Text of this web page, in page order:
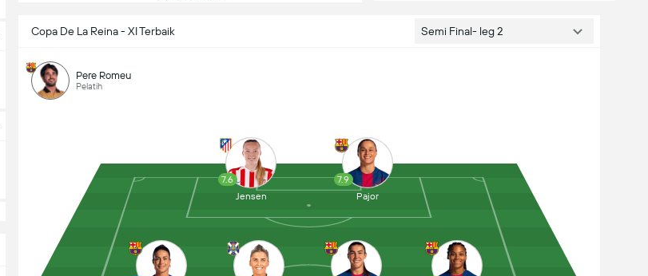
Copa De La Reina - XI Terbaik Semi Final- leg 2
Pere Romeu
Pelatih
7.6
Jensen
7.9
Pajor